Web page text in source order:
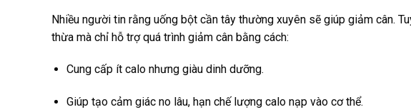
Nhiều người tin rằng uống bột cần tây thường xuyên sẽ giúp giảm cân.
thừa mà chỉ hỗ trợ quá trình giảm cân bằng cách:
Cung cấp ít calo nhưng giàu dinh dưỡng.
Giúp tạo cảm giác no lâu, hạn chế lượng calo nạp vào cơ thể.